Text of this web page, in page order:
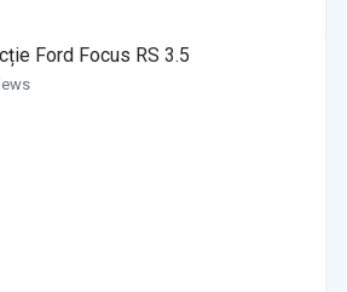
Ford Focus RS 3.5